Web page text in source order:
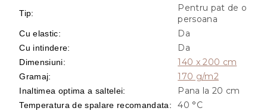
Tip:
Pentru pat de o
persoana
Cu elastic: Da
Cu intindere: Da
Dimensiuni: 140 x 200 cm
Gramaj: 170 g/m2
Inaltimea optima a saltelei: Pana la 20 cm
Temperatura de spalare recomandata: 40 °C